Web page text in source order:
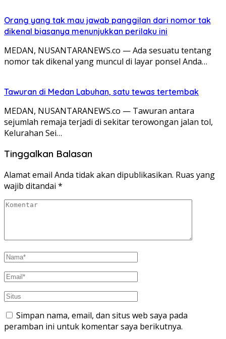
Orang yang tak mau jawab panggilan dari nomor tak
dikenal biasanya menunjukkan perilaku ini
MEDAN, NUSANTARANEWS.co — Ada sesuatu tentang
nomor tak dikenal yang muncul di layar ponsel Anda…
Tawuran di Medan Labuhan, satu tewas tertembak
MEDAN, NUSANTARANEWS.co — Tawuran antara
sejumlah remaja terjadi di sekitar terowongan jalan tol,
Kelurahan Sei…
Tinggalkan Balasan
Alamat email Anda tidak akan dipublikasikan. Ruas yang
wajib ditandai *
Simpan nama, email, dan situs web saya pada
peramban ini untuk komentar saya berikutnya.